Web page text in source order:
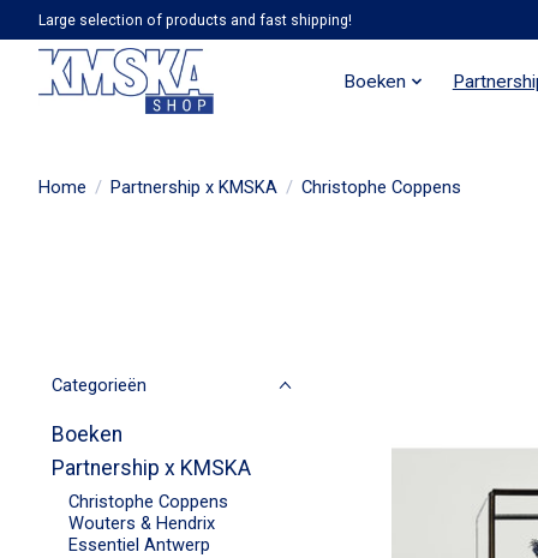
Large selection of products and fast shipping!
Boeken
Home / Partnership x KMSKA / Christophe Coppens
Categorieën
Boeken
Partnership x KMSKA
Christophe Coppens
Wouters & Hendrix
Essentiel Antwerp